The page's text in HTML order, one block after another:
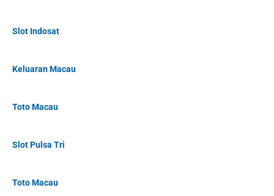
Slot Indosat
Keluaran Macau
Toto Macau
Slot Pulsa Tri
Toto Macau